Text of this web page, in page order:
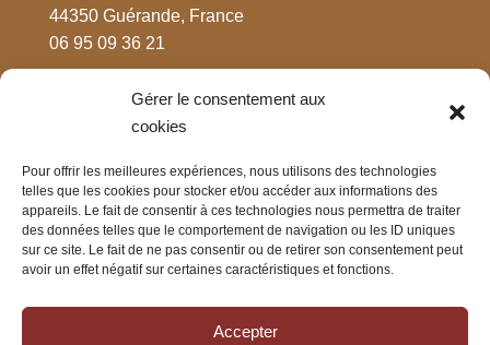
Gérer le consentement aux
cookies
Pour offrir les meilleures expériences, nous utilisons des technologies
telles que les cookies pour stocker et/ou accéder aux informations des
appareils. Le fait de consentir à ces technologies nous permettra de traiter
des données telles que le comportement de navigation ou les ID uniques
sur ce site. Le fait de ne pas consentir ou de retirer son consentement peut
avoir un effet négatif sur certaines caractéristiques et fonctions.
Accepter
44350 Guérande, France
06 95 09 36 21
MENTIONS LÉGALES
Mentions légales
CGV
CONTACT